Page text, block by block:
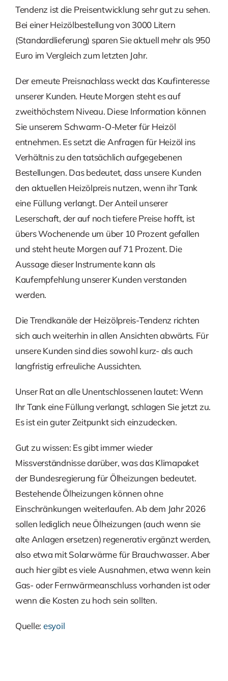
Tendenz ist die Preisentwicklung sehr gut zu sehen.
Bei einer Heizölbestellung von 3000 Litern
(Standardlieferung) sparen Sie aktuell mehr als 950
Euro im Vergleich zum letzten Jahr.
Der erneute Preisnachlass weckt das Kaufinteresse
unserer Kunden. Heute Morgen steht es auf
zweithöchstem Niveau. Diese Information können
Sie unserem Schwarm-O-Meter für Heizöl
entnehmen. Es setzt die Anfragen für Heizöl ins
Verhältnis zu den tatsächlich aufgegebenen
Bestellungen. Das bedeutet, dass unsere Kunden
den aktuellen Heizölpreis nutzen, wenn ihr Tank
eine Füllung verlangt. Der Anteil unserer
Leserschaft, der auf noch tiefere Preise hofft, ist
übers Wochenende um über 10 Prozent gefallen
und steht heute Morgen auf 71 Prozent. Die
Aussage dieser Instrumente kann als
Kaufempfehlung unserer Kunden verstanden
werden.
Die Trendkanäle der Heizölpreis-Tendenz richten
sich auch weiterhin in allen Ansichten abwärts. Für
unsere Kunden sind dies sowohl kurz- als auch
langfristig erfreuliche Aussichten.
Unser Rat an alle Unentschlossenen lautet: Wenn
Ihr Tank eine Füllung verlangt, schlagen Sie jetzt zu.
Es ist ein guter Zeitpunkt sich einzudecken.
Gut zu wissen: Es gibt immer wieder
Missverständnisse darüber, was das Klimapaket
der Bundesregierung für Ölheizungen bedeutet.
Bestehende Ölheizungen können ohne
Einschränkungen weiterlaufen. Ab dem Jahr 2026
sollen lediglich neue Ölheizungen (auch wenn sie
alte Anlagen ersetzen) regenerativ ergänzt werden,
also etwa mit Solarwärme für Brauchwasser. Aber
auch hier gibt es viele Ausnahmen, etwa wenn kein
Gas- oder Fernwärmeanschluss vorhanden ist oder
wenn die Kosten zu hoch sein sollten.
Quelle: esyoil